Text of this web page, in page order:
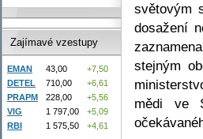
světovým
dosažení
stejným
mědi ve
Zajímavé vzestupy
EMAN 43,00
+7,50
DETEL
710,00
+6,61
PRAPM
228,00
+5,56
VIG
1 797,00
+5,09
RBI
1 575,50 +4,61